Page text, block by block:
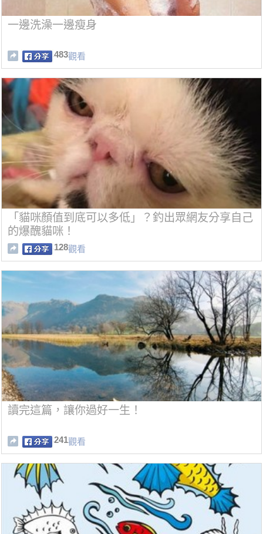
一邊洗澡一邊瘦身
483觀看
「貓咪顏值到底可以多低」？釣出眾網友分享自己
的爆醜貓咪！
128觀看
讀完這篇，讓你過好一生！
241觀看